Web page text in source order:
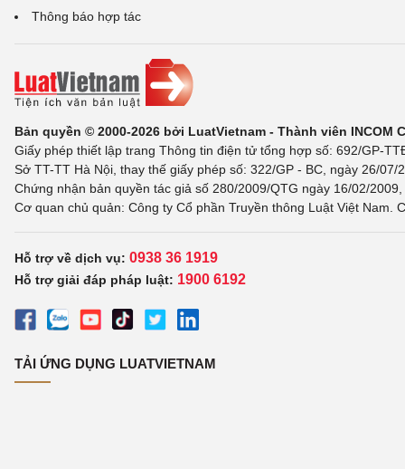
Thông báo hợp tác
Bản quyền © 2000-2026 bởi LuatVietnam - Thành viên INCOM
Giấy phép thiết lập trang Thông tin điện tử tổng hợp số: 692/GP-
Sở TT-TT Hà Nội, thay thế giấy phép số: 322/GP - BC, ngày 26/
Chứng nhận bản quyền tác giả số 280/2009/QTG ngày 16/02/
Cơ quan chủ quản: Công ty Cổ phần Truyền thông Luật Việt Nam.
Hỗ trợ về dịch vụ: 0938 36 1919
Hỗ trợ giải đáp pháp luật: 1900 6192
TẢI ỨNG DỤNG LUATVIETNAM